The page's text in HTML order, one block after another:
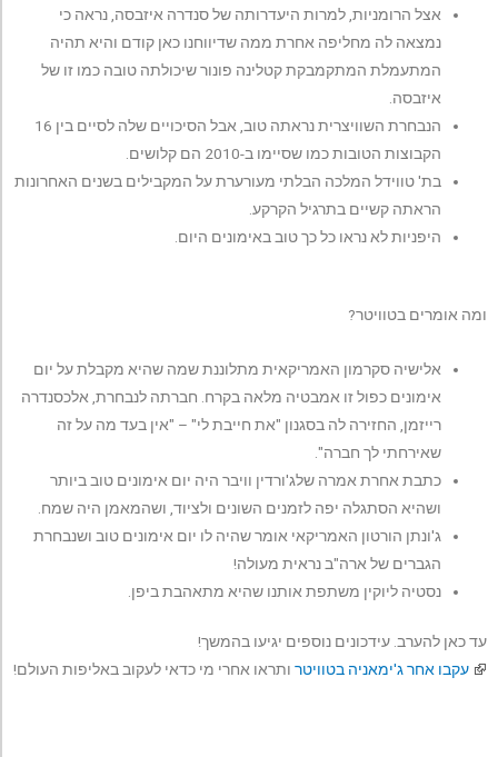
אצל הרומניות, למרות היעדרותה של סנדרה איזבסה, נראה כי
נמצאה לה מחליפה אחרת ממה שדיווחנו כאן קודם והיא תהיה
המתעמלת המתקמבקת קטלינה פונור שיכולתה טובה כמו זו של
איזבסה.
הנבחרת השוויצרית נראתה טוב, אבל הסיכויים שלה לסיים בין 16
הקבוצות הטובות כמו שסיימו ב-2010 הם קלושים.
בת' טווידל המלכה הבלתי מעורערת על המקבילים בשנים האחרונות
הראתה קשיים בתרגיל הקרקע.
היפניות לא נראו כל כך טוב באימונים היום.
ומה אומרים בטוויטר?
אלישיה סקרמון האמריקאית מתלוננת שמה שהיא מקבלת על יום
אימונים כפול זו אמבטיה מלאה בקרח. חברתה לנבחרת, אלכסנדרה
רייזמן, החזירה לה בסגנון "את חייבת לי" – "אין בעד מה על זה
שאירחתי לך חברה".
כתבת אחרת אמרה שלג'ורדין וויבר היה יום אימונים טוב ביותר
ושהיא הסתגלה יפה לזמנים השונים ולציוד, ושהמאמן היה שמח.
ג'ונתן הורטון האמריקאי אומר שהיה לו יום אימונים טוב ושנבחרת
הגברים של ארה"ב נראית מעולה!
נסטיה ליוקין משתפת אותנו שהיא מתאהבת ביפן.
עד כאן להערב. עידכונים נוספים יגיעו בהמשך!
עקבו אחר ג'ימאניה בטוויטר ותראו אחרי מי כדאי לעקוב באליפות העולם!